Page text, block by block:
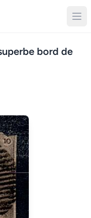
bord de